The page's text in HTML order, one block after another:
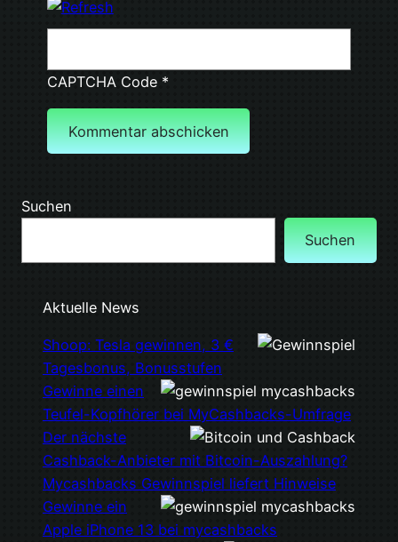
CAPTCHA Code*
Suchen
Suchen
Aktuelle News
Shoop: Tesla gewinnen, 3 €
Tagesbonus, Bonusstufen
Gewinne einen
Teufel-Kopfhörer bei MyCashbacks-Umfrage
Der nächste
Cashback-Anbieter mit Bitcoin-Auszahlung?
Mycashbacks Gewinnspiel liefert Hinweise
Gewinne ein
Apple iPhone 13 bei mycashbacks